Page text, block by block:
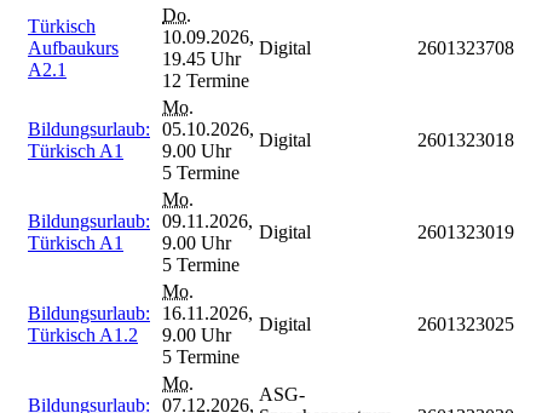
Türkisch
Aufbaukurs
A2.1
Do.
10.09.2026,
19.45 Uhr
12 Termine
Digital 2601323708
Bildungsurlaub:
Türkisch A1
Mo.
05.10.2026,
9.00 Uhr
5 Termine
Digital 2601323018
Bildungsurlaub:
Türkisch A1
Mo.
09.11.2026,
9.00 Uhr
5 Termine
Digital 2601323019
Bildungsurlaub:
Türkisch A1.2
Mo.
16.11.2026,
9.00 Uhr
5 Termine
Digital 2601323025
Bildungsurlaub:
Mo.
07.12.2026,
ASG-